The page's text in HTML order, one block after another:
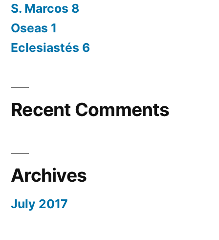
S. Marcos 8
Oseas 1
Eclesiastés 6
Recent Comments
Archives
July 2017